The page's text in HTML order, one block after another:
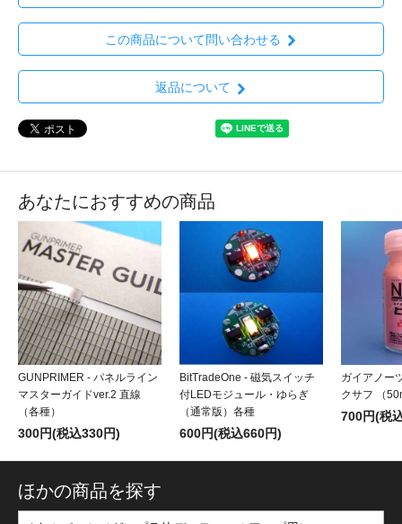
この商品について問い合わせる
返品について
あなたにおすすめの商品
GUNPRIMER - パネルライン
マスターガイドver.2 直線
（各種）
300円(税込330円)
BitTradeOne - 磁気スイッチ
付LEDモジュール・ゆらぎ
（通常版）各種
600円(税込660円)
ガイアノー
クサフ （
700円(税
ほかの商品を探す